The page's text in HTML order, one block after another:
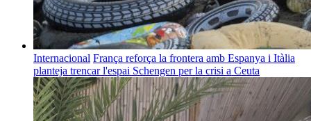
Internacional França reforça la frontera amb Espanya i Itàlia
planteja trencar l'espai Schengen per la crisi a Ceuta